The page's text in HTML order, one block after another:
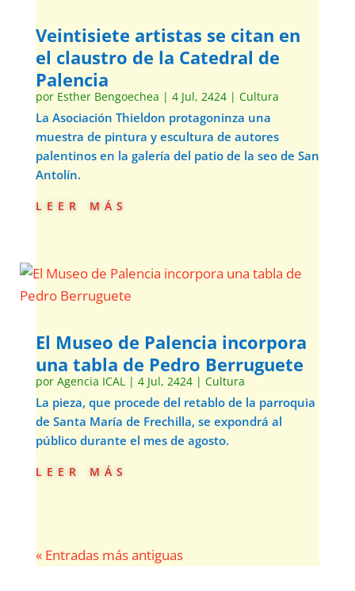
Veintisiete artistas se citan en
el claustro de la Catedral de
Palencia
por Esther Bengoechea | 4 Jul, 2424| Cultura
La Asociación Thieldon protagoninza una
muestra de pintura y escultura de autores
palentinos en la galería del patio de la seo de San
Antolín.
leer más
El Museo de Palencia incorpora
una tabla de Pedro Berruguete
por Agencia ICAL| 4 Jul, 2424| Cultura
La pieza, que procede del retablo de la parroquia
de Santa María de Frechilla, se expondrá al
público durante el mes de agosto.
leer más
« Entradas más antiguas